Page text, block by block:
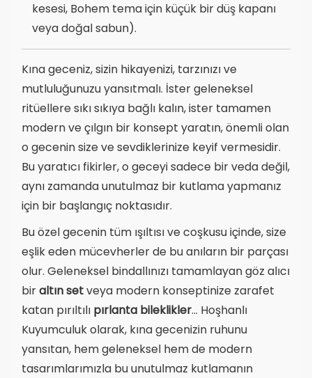
kesesi, Bohem tema için küçük bir düş kapanı
veya doğal sabun).
Kına geceniz, sizin hikayenizi, tarzınızı ve
mutluluğunuzu yansıtmalı. İster geleneksel
ritüellere sıkı sıkıya bağlı kalın, ister tamamen
modern ve çılgın bir konsept yaratın, önemli olan
o gecenin size ve sevdiklerinize keyif vermesidir.
Bu yaratıcı fikirler, o geceyi sadece bir veda değil,
aynı zamanda unutulmaz bir kutlama yapmanız
için bir başlangıç noktasıdır.
Bu özel gecenin tüm ışıltısı ve coşkusu içinde, size
eşlik eden mücevherler de bu anıların bir parçası
olur. Geleneksel bindallınızı tamamlayan göz alıcı
biraltın setveya modern konseptinize zarafet
katan pırıltılı pırlanta bileklikler... Hoşhanlı
Kuyumculuk olarak, kına gecenizin ruhunu
yansıtan, hem geleneksel hem de modern
tasarımlarımızla bu unutulmaz kutlamanın